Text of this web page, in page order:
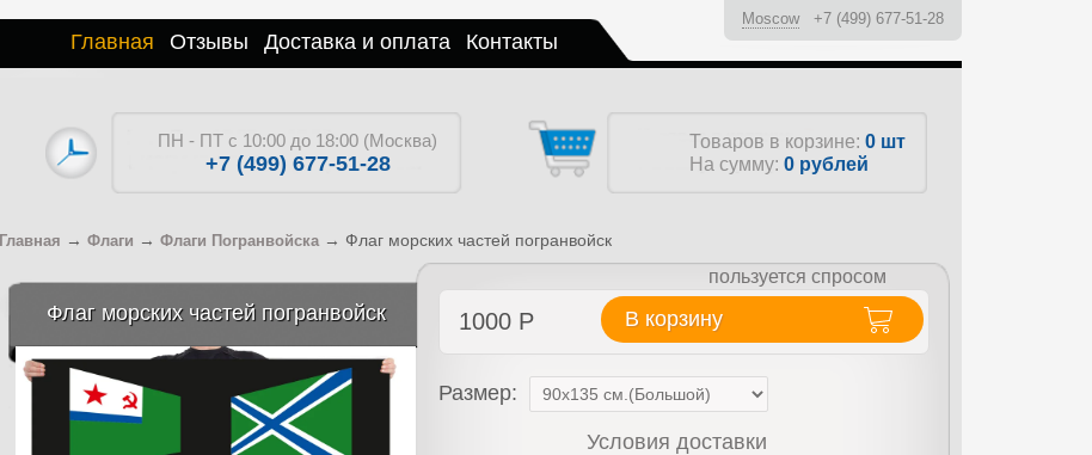
Главная Отзывы Доставка и оплата Контакты
Moscow +7 (499) 677-51-28
ПН - ПТ с 10:00 до 18:00 (Москва)
+7 (499) 677-51-28
Товаров в корзине: 0 шт
На сумму: 0 рублей
Главная → Флаги → Флаги Погранвойска → Флаг морских частей погранвойск
Флаг морских частей погранвойск
пользуется спросом
1000 Р В корзину
Размер:
Условия доставки